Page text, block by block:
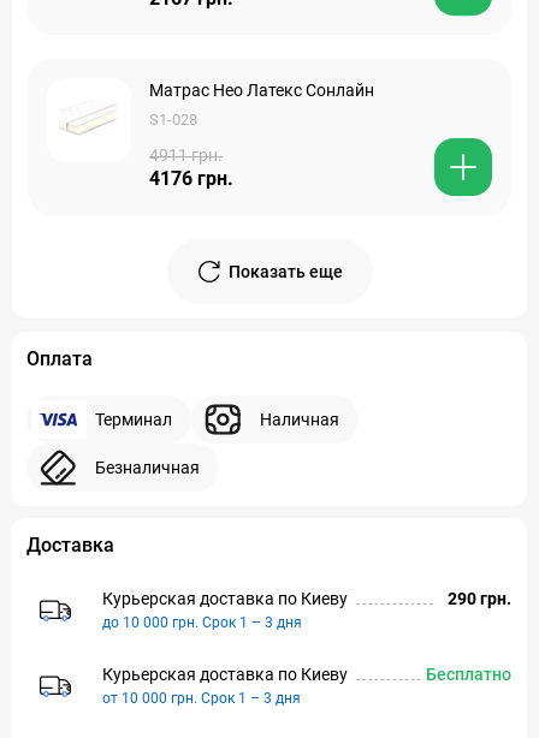
Матрас Нео Латекс Сонлайн
S1-028
4911 грн.
4176 грн.
Показать еще
Оплата
Терминал Наличная
Безналичная
Доставка
Курьерская доставка по Киeву
до 10 000 грн. Срок 1 – 3 дня
290 грн.
Курьерская доставка по Киeву
от 10 000 грн. Срок 1 – 3 дня
Бесплатно